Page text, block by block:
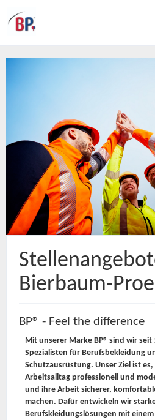
Bierbaum-
BP® - Feel the difference
Mit unserer Marke BP® sind wir
Spezialisten für Berufsbekleidung
Schutzausrüstung. Unser Ziel ist
Arbeitsalltag professionell und
und ihre Arbeit sicherer,
machen. Dafür entwickeln wir
Berufskleidungslösungen mit